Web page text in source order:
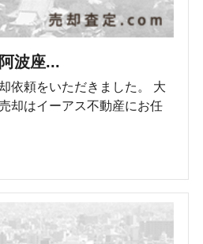
波座...
依頼をいただきました。 大
却はイーアス不動産にお任